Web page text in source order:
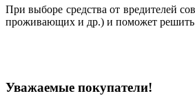
При выборе средства от вредителей
проживающих и др.) и поможет решить
Уважаемые покупатели!